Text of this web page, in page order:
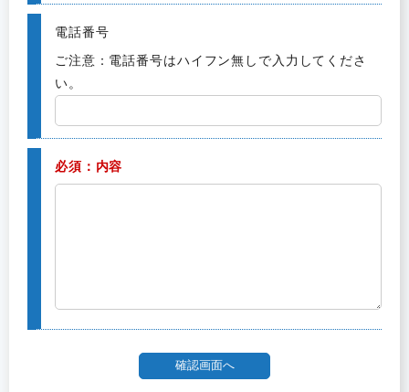
電話番号
ご注意：電話番号はハイフン無しで入力してくださ
い。
必須：内容